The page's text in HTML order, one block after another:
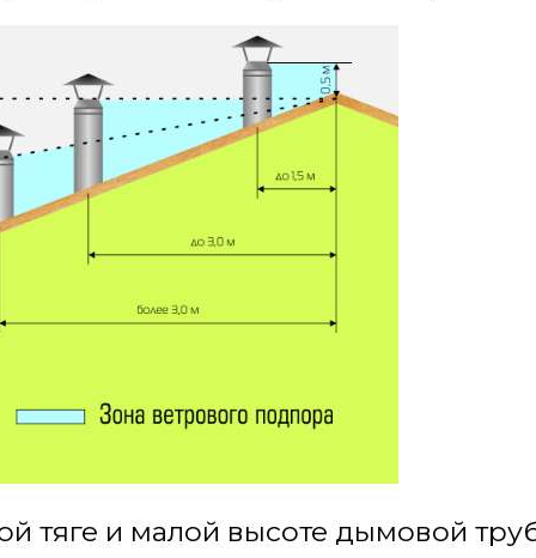
тяге и малой высоте дымовой